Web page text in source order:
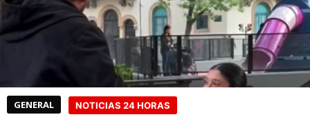
GENERAL NOTICIAS 24 HORAS